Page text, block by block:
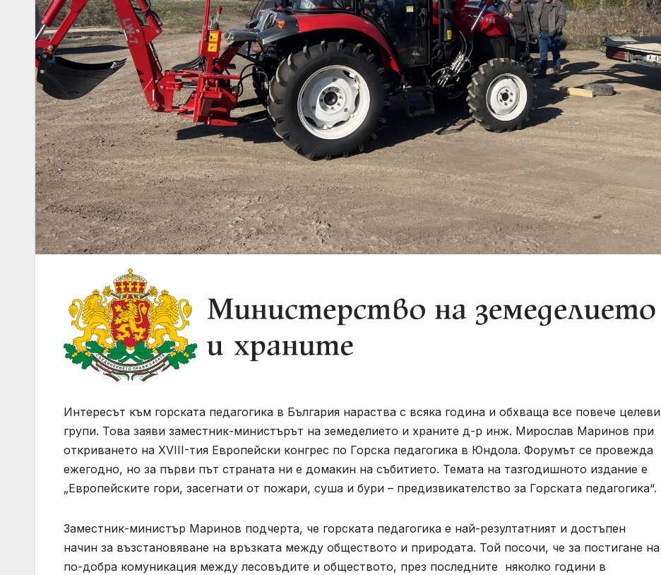
Интересът към горската педагогика в България нараства с всяка година и обхваща все повече целеви
групи. Това заяви заместник-министърът на земеделието и храните д-р инж. Мирослав Маринов при
откриването на XVIII-тия Европейски конгрес по Горска педагогика в Юндола. Форумът се провежда
ежегодно, но за първи път страната ни е домакин на събитието. Темата на тазгодишното издание е
„Европейските гори, засегнати от пожари, суша и бури – предизвикателство за Горската педагогика“.
Заместник-министър Маринов подчерта, че горската педагогика е най-резултатният и достъпен
начин за възстановяване на връзката между обществото и природата. Той посочи, че за постигане на
по-добра комуникация между лесовъдите и обществото, през последните няколко години в